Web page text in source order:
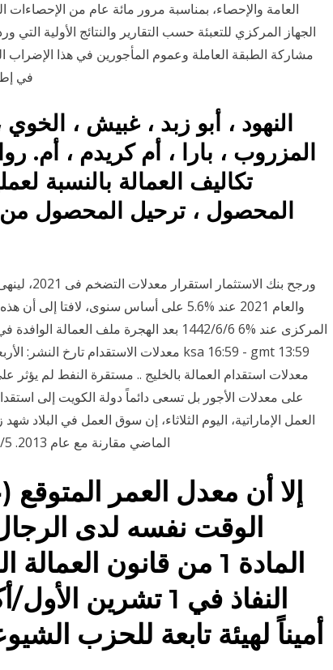
الجهاز المركزي للتعبئة حسب التقارير والنتائج الأولية
مشاركة الطبقة العاملة وعموم المأجورين في هذا الإضراب
في
النهود ، أبو زبد ، غبيش ،
المزروب ، بارا ، أم كريدم ، أم.
تكاليف العمالة بالنسبة
المحصول ، ترحيل المحصول من.
والعام 2021 عند %5.6 على أساس سنوى،
المركزى عند %6 6‏‏/6‏‏/1442 بعد الهجرة ملف
معدلات استقدام العمالة بالخليج .. مستقرة النفط لم يؤثر
على معدلات الأجور بل تسعى دائماً دولة الكويت إلى
الماضي مقارنة مع عام 2013. 5‏‏/5‏‏/1442 بعد الهجرة 19‏‏/11‏‏/1438 بعد الهجرة
إلا أن معدل العمر المتوقع
الوقت نفسه لدى
المادة 1 من قانون
أميناً لهيئة تابعة للحزب